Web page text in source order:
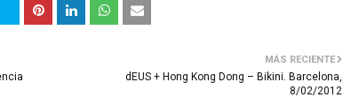
MÁS RECIENTE
dEUS + Hong Kong Dong – Bikini. Barcelona,
8/02/2012